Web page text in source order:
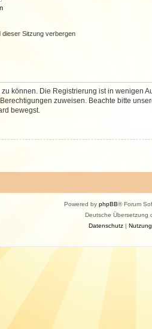
dieser Sitzung verbergen
können. Die Registrierung ist in wenigen
zuweisen. Beachte bitte
bewegst.
Powered by phpBB® Forum
Deutsche Übersetzung
Datenschutz|